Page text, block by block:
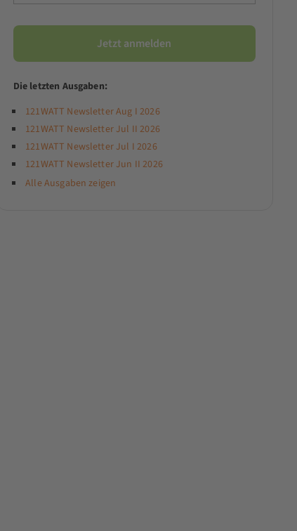
Die letzten Ausgaben:
121WATT Newsletter Aug I 2026
121WATT Newsletter Jul II 2026
121WATT Newsletter Jul I 2026
121WATT Newsletter Jun II 2026
Alle Ausgaben zeigen